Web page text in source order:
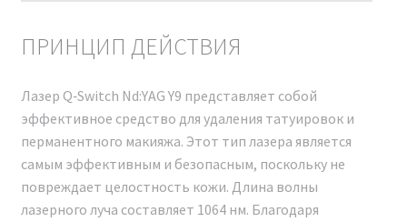
вид с оригиналом, эти поддельные
косметологические аппараты не обладают
разочарования и получить качественное устройство,
рекомендуем покупать только проверенные
оригинальные модели.
Для легкой проверки аутентичности аппарата можно
воспользоваться функцией NFC-чипа,
ПРИНЦИП ДЕЙСТВИЯ
Лазер Q‑Switch Nd:YAG Y9 представляет собой
эффективное средство для удаления татуировок и
перманентного макияжа. Этот тип лазера является
самым эффективным и безопасным, поскольку не
повреждает целостность кожи. Длина волны
лазерного луча составляет 1064 нм. Благодаря